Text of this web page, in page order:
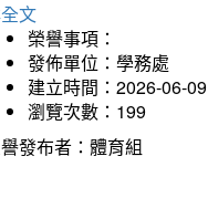
文
榮譽事項：
發佈單位：學務處
建立時間：2026-06-09
瀏覽次數：199
發布者：體育組